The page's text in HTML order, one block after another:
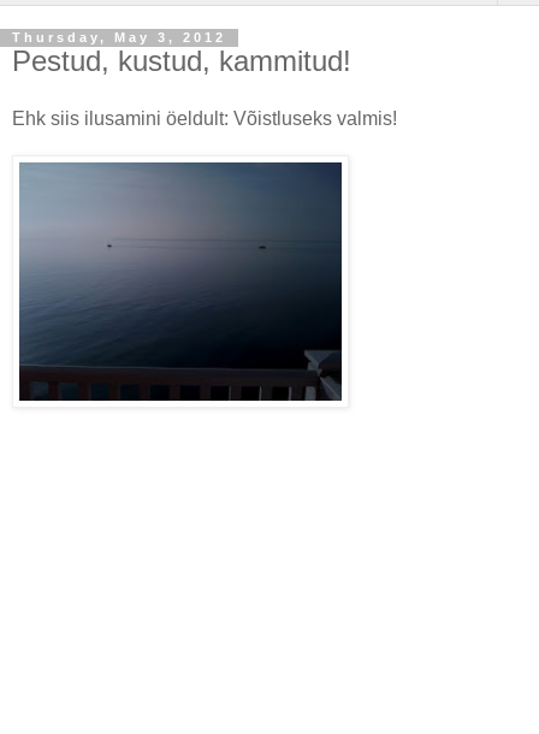
Thursday, May 3, 2012
Pestud, kustud, kammitud!
Ehk siis ilusamini öeldult: Võistluseks valmis!